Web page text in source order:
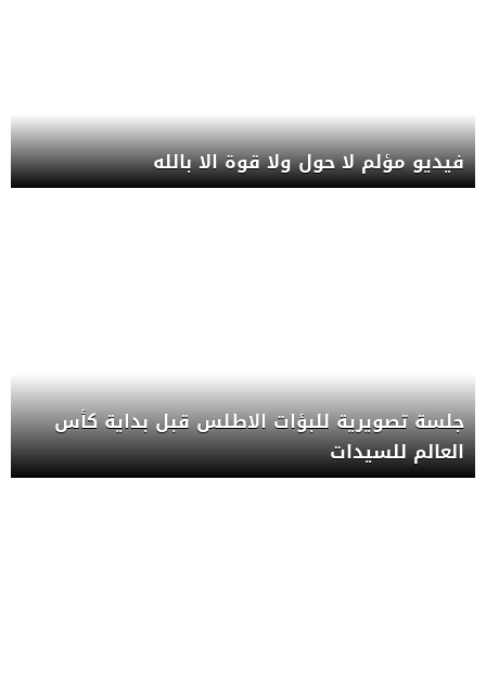
فيديو مؤلم لا حول ولا قوة الا بالله
جلسة تصويرية للبؤات الاطلس قبل بداية كأس
العالم للسيدات